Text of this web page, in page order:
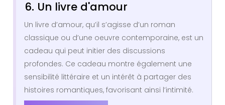
6. Un livre d'amour
Un livre d’amour, qu’il s’agisse d’un roman
classique ou d’une oeuvre contemporaine, est un
cadeau qui peut initier des discussions
profondes. Ce cadeau montre également une
sensibilité littéraire et un intérêt à partager des
histoires romantiques, favorisant ainsi l’intimité.